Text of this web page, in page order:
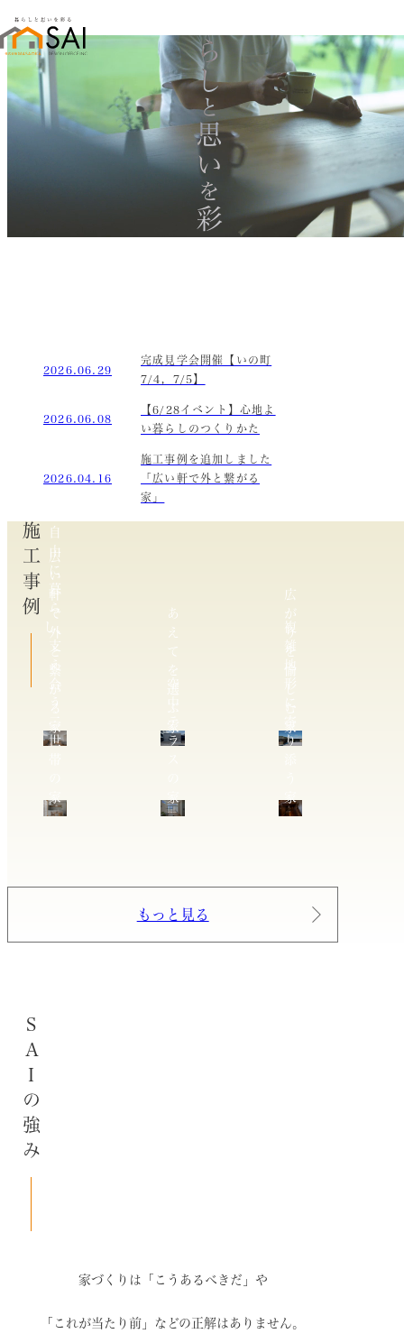
暮らし
と
思い
を
彩る
2026.06.29
完成見学会開催【いの町
7/4，7/5】
2026.06.08
【6/28イベント】心地よ
い暮らしのつくりかた
2026.04.16
施工事例を追加しました
「広い軒で外と繋がる
家」
施工事例
広
い
軒
で
外
と
繋
が
る
あ
え
て
を
選
広
が
り
を
愉
し
自
由
に
暮
ら
し、
支
え
合
う
世
家
空
ラ
家
複
雑
地
形
り
家
もっと見る
SAIの強み
家づくりは「こうあるべきだ」や
「これが当たり前」などの正解はありません。